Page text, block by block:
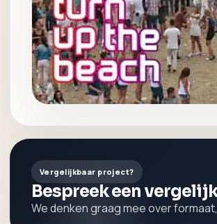
Vergelijkbaar project?
Bespreek een
We denken graag mee over